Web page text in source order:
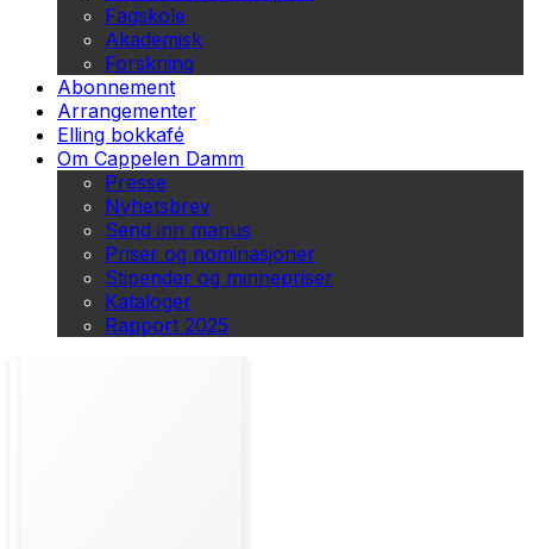
Fagskole
Akademisk
Forskning
Abonnement
Arrangementer
Elling bokkafé
Om Cappelen Damm
Presse
Nyhetsbrev
Send inn manus
Priser og nominasjoner
Stipender og minnepriser
Kataloger
Rapport 2025